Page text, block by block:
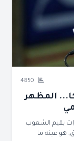
المظهر
بقيم الشعوب
هو عينه ما